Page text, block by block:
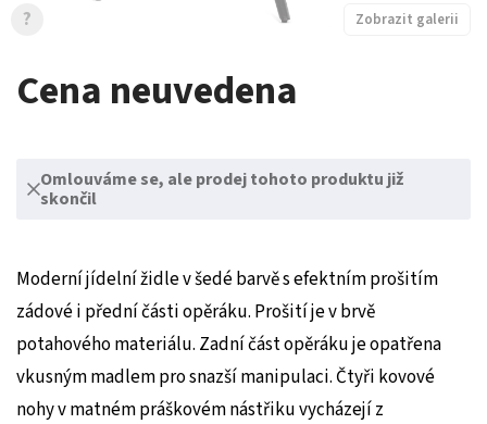
Cena neuvedena
Omlouváme se, ale prodej tohoto produktu již
skončil
Zobrazit galerii
?
Moderní jídelní židle v šedé barvě s efektním prošitím
zádové i přední části opěráku. Prošití je v brvě
potahového materiálu. Zadní část opěráku je opatřena
vkusným madlem pro snazší manipulaci. Čtyři kovové
nohy v matném práškovém nástřiku vycházejí z